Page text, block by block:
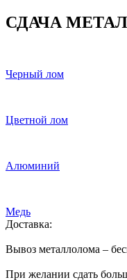
СДАЧА
Черный лом
Цветной лом
Алюминий
Медь
Доставка:
Вывоз металлолома –
При желании сдать